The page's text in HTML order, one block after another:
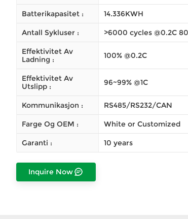
Batterikapasitet : 14.336KWH
Antall Sykluser : >6000 cycles @0.2C
Effektivitet Av
Ladning :
100% @0.2C
Effektivitet Av
Utslipp :
96~99% @1C
Kommunikasjon : RS485/RS232/CAN
Farge Og OEM : White or Customized
Garanti : 10 years
Inquire Now